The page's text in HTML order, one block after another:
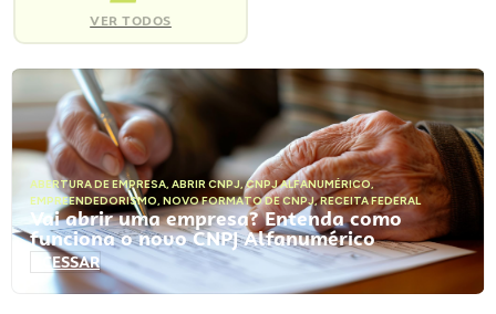
VER TODOS
ABERTURA DE EMPRESA, ABRIR CNPJ,CNPJ ALFANUMÉRICO,
EMPREENDEDORISMO, NOVO FORMATO DE CNPJ,RECEITA FEDERAL
Vai abrir uma empresa? Entenda como
funciona o novo CNPJ Alfanumérico
ACESSAR